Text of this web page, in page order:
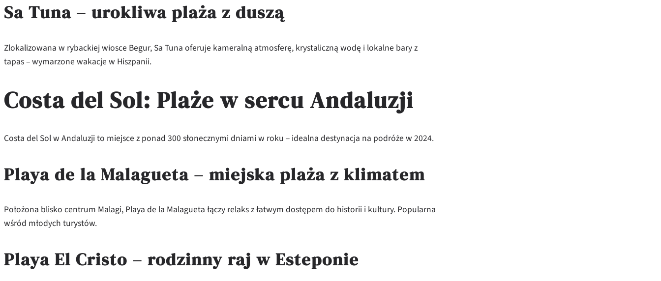
Sa Tuna – urokliwa plaża z duszą
Zlokalizowana w rybackiej wiosce Begur, Sa Tuna oferuje kameralną atmosferę, krystaliczną wodę i lokalne bary z
tapas – wymarzone wakacje w Hiszpanii.
Costa del Sol: Plaże w sercu Andaluzji
Costa del Sol w Andaluzji to miejsce z ponad 300 słonecznymi dniami w roku – idealna destynacja na podróże w 2024.
Playa de la Malagueta – miejska plaża z klimatem
Położona blisko centrum Malagi, Playa de la Malagueta łączy relaks z łatwym dostępem do historii i kultury. Popularna
wśród młodych turystów.
Playa El Cristo – rodzinny raj w Esteponie